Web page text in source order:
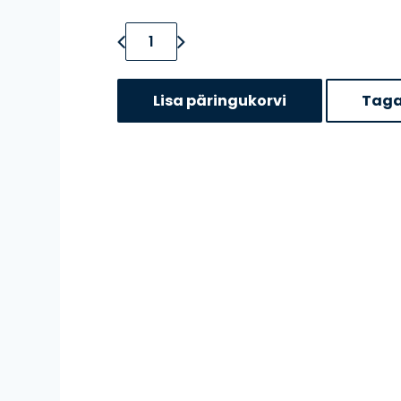
Neste Pro Gear 75W-90 kogus
Lisa päringukorvi